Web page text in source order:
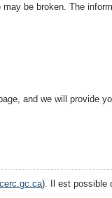
be broken. The
and we will provide
). Il est possible